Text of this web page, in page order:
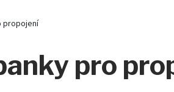
propojení
pro